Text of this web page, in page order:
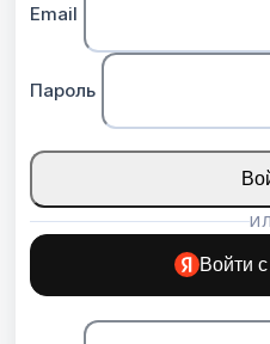
Email
Пароль
Войти